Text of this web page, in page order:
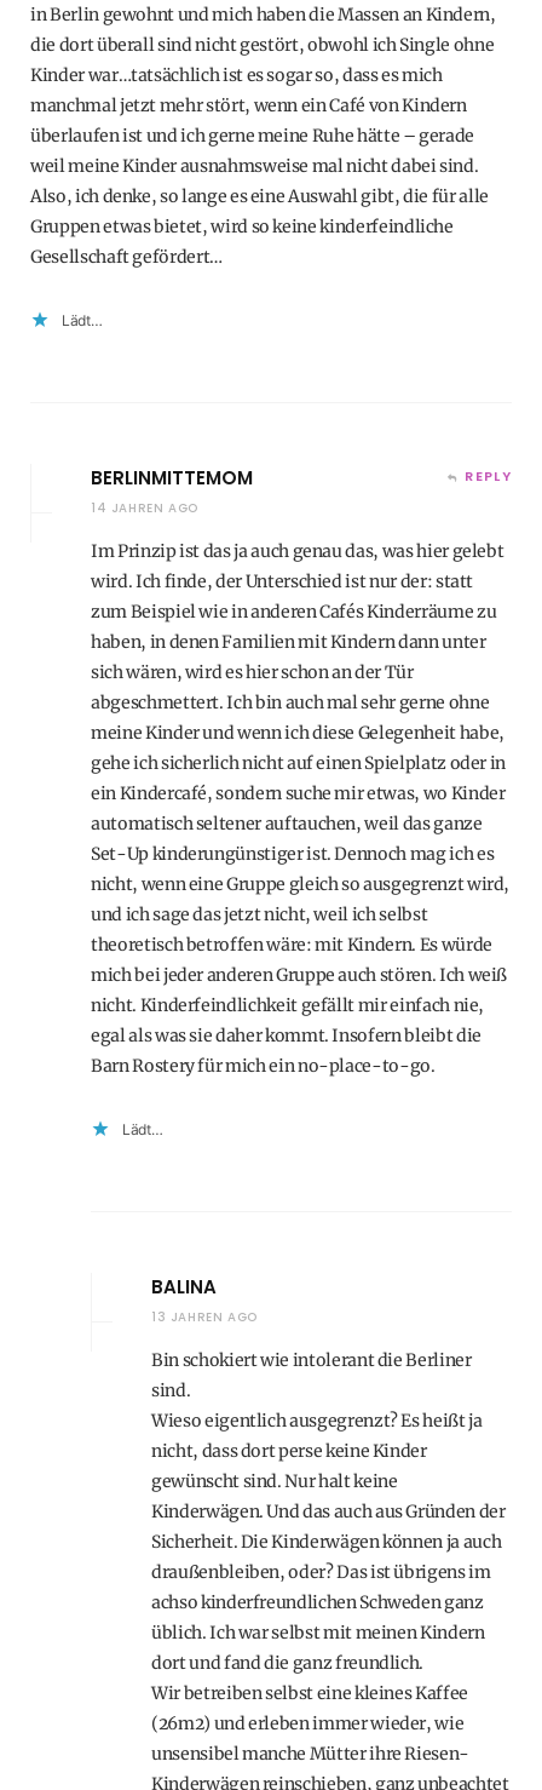
in Berlin gewohnt und mich haben die Massen an Kindern,
die dort überall sind nicht gestört, obwohl ich Single ohne
Kinder war…tatsächlich ist es sogar so, dass es mich
manchmal jetzt mehr stört, wenn ein Café von Kindern
überlaufen ist und ich gerne meine Ruhe hätte – gerade
weil meine Kinder ausnahmsweise mal nicht dabei sind.
Also, ich denke, so lange es eine Auswahl gibt, die für alle
Gruppen etwas bietet, wird so keine kinderfeindliche
Gesellschaft gefördert…
Lädt…
BERLINMITTEMOM
14 JAHREN AGO
REPLY
Im Prinzip ist das ja auch genau das, was hier gelebt
wird. Ich finde, der Unterschied ist nur der: statt
zum Beispiel wie in anderen Cafés Kinderräume zu
haben, in denen Familien mit Kindern dann unter
sich wären, wird es hier schon an der Tür
abgeschmettert. Ich bin auch mal sehr gerne ohne
meine Kinder und wenn ich diese Gelegenheit habe,
gehe ich sicherlich nicht auf einen Spielplatz oder in
ein Kindercafé, sondern suche mir etwas, wo Kinder
automatisch seltener auftauchen, weil das ganze
Set-Up kinderungünstiger ist. Dennoch mag ich es
nicht, wenn eine Gruppe gleich so ausgegrenzt wird,
und ich sage das jetzt nicht, weil ich selbst
theoretisch betroffen wäre: mit Kindern. Es würde
mich bei jeder anderen Gruppe auch stören. Ich weiß
nicht. Kinderfeindlichkeit gefällt mir einfach nie,
egal als was sie daher kommt. Insofern bleibt die
Barn Rostery für mich ein no-place-to-go.
Lädt…
BALINA
13 JAHREN AGO
Bin schokiert wie intolerant die Berliner
sind.
Wieso eigentlich ausgegrenzt? Es heißt ja
nicht, dass dort perse keine Kinder
gewünscht sind. Nur halt keine
Kinderwägen. Und das auch aus Gründen der
Sicherheit. Die Kinderwägen können ja auch
draußenbleiben, oder? Das ist übrigens im
achso kinderfreundlichen Schweden ganz
üblich. Ich war selbst mit meinen Kindern
dort und fand die ganz freundlich.
Wir betreiben selbst eine kleines Kaffee
(26m2) und erleben immer wieder, wie
unsensibel manche Mütter ihre Riesen-
Kinderwägen reinschieben, ganz unbeachtet